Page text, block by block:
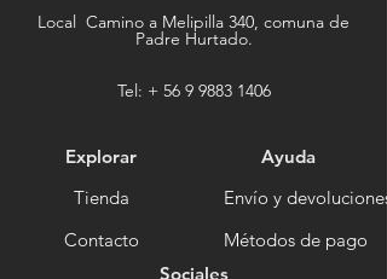
Local Camino a Melipilla 340, comuna de
Padre Hurtado.
Tel: + 56 9 9883 1406
Explorar
Tienda
Contacto
Ayuda
Envío y devoluciones
Métodos de pago
Sociales